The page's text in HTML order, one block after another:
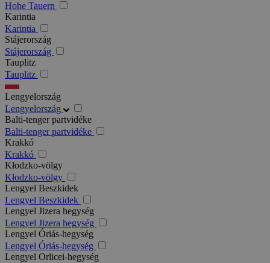
Hohe Tauern
Karintia
Karintia
Stájerország
Stájerország
Tauplitz
Tauplitz
Lengyelország
Lengyelország
Balti-tenger partvidéke
Balti-tenger partvidéke
Krakkó
Krakkó
Kłodzko-völgy
Kłodzko-völgy
Lengyel Beszkidek
Lengyel Beszkidek
Lengyel Jizera hegység
Lengyel Jizera hegység
Lengyel Óriás-hegység
Lengyel Óriás-hegység
Lengyel Orlicei-hegység